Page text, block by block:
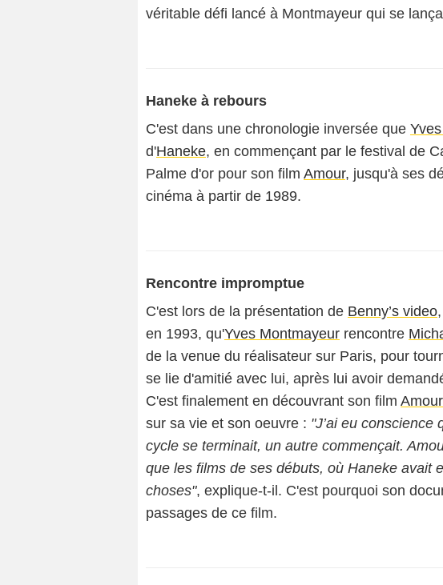
véritable défi lancé à Montmayeur qui se
Haneke à rebours
C'est dans une chronologie inversée que
d'Haneke, en commençant par le festival de
Palme d'or pour son film Amour, jusqu'à ses
cinéma à partir de 1989.
Rencontre impromptue
C'est lors de la présentation de Benny’s video
en 1993, qu'Yves Montmayeur rencontre
de la venue du réalisateur sur Paris, pour
se lie d'amitié avec lui, après lui avoir
C'est finalement en découvrant son film Amour
sur sa vie et son oeuvre : "J’ai eu conscience
cycle se terminait, un autre commençait.
que les films de ses débuts, où Haneke avait
choses", explique-t-il. C'est pourquoi son
passages de ce film.